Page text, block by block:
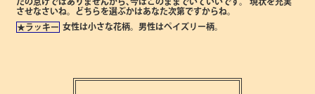
させなさいね。どちらを選ぶかはあなた次第ですからね。
★ラッキー 女性は小さな花柄。男性はペイズリー柄。